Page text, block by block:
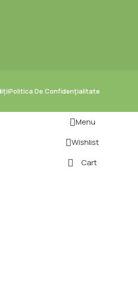
Politica De Confidențialitate
Menu
Wishlist
Cart